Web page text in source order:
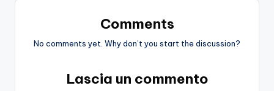
Comments
No comments yet. Why don’t you start the discussion?
Lascia un commento